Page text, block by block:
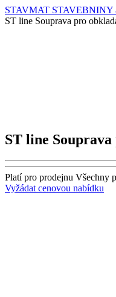
STAVMAT STAVEBNINY
ST line Souprava pro
ST line
Platí pro prodejnu Všechny
Vyžádat cenovou nabídku